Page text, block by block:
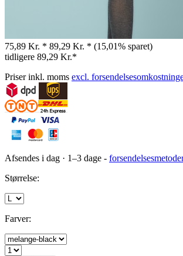
75,89 Kr. * 89,29 Kr. * (15,01% sparet)
tidligere 89,29 Kr.*
Priser inkl. moms excl.
Afsendes i dag · 1–3 dage -
Størrelse:
Farver: